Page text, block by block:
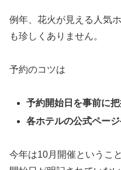
例年、花火が見える人気
も珍しくありません。
予約のコツは
予約開始日を事前に
各ホテルの公式ペー
今年は10月開催というこ